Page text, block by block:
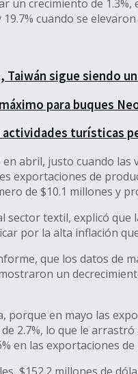
un crecimiento de
cuando se
Taiwán sigue siendo
para buques
turísticas
abril, justo cuando
exportaciones de
de $10.1 millones y
textil, explicó
por la alta inflación
que los datos de
un
porque en mayo las
2.7%, lo que le
en las exportaciones